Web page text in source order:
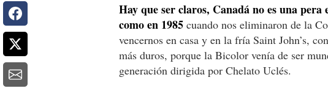
Hay que ser claros, Canadá no es una
como en 1985 cuando nos eliminaron de la
vencernos en casa y en la fría Saint John’s,
más duros, porque la Bicolor venía de ser
generación dirigida por Chelato Uclés.